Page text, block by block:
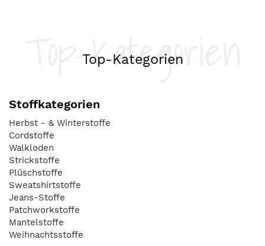
Top-Kategorien
Top-Kategorien
Stoffkategorien
Herbst - & Winterstoffe
Cordstoffe
Walkloden
Strickstoffe
Plüschstoffe
Sweatshirtstoffe
Jeans-Stoffe
Patchworkstoffe
Mantelstoffe
Weihnachtsstoffe